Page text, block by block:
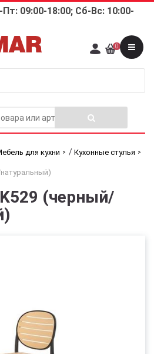
09:00-18:00; Сб-Вс: 10:00-
0
для кухни / Кухонные стулья
(черный/